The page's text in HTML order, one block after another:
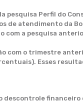
pesquisa Perfil do
de atendimento da
com a pesquisa
com o trimestre
Esses
descontrole financeiro